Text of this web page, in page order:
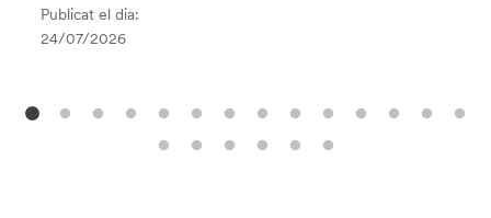
Publicat el dia:
24/07/2026